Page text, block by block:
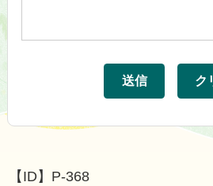
【ID】 P-368